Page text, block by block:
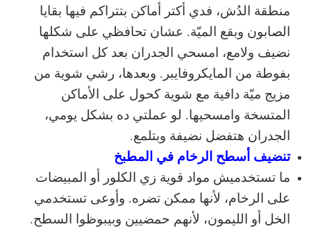
منطقة الدُش، فدي أكتر أماكن بتتراكم فيها بقايا
الصابون وبقع الميّة. عشان تحافظي على شكلها
نضيف ولامع، امسحي الجدران بعد كل استخدام
بفوطة من المايكروفايبر. وبعدها، رشي شوية من
مزيج ميّة دافية مع شوية كحول على الأماكن
المتسخة وامسحيها. لو عملتي ده بشكل يومي،
الجدران هتفضل نضيفة وبتلمع.
تنضيف أسطح الرخام في المطبخ
ما تستخدميش مواد قوية زي الكلور أو المبيضات
على الرخام، لأنها ممكن تضره. وأوعى تستخدمي
الخل أو الليمون، لأنهم حمضيين وبيبوظوا السطح.